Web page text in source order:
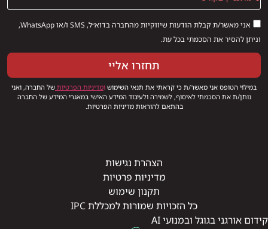
אני מאשר/ת קבלת הודעות שיווקיות מהחברה בדוא״ל, SMS ו/או WhatsApp,
וניתן להסיר את הסכמתי בכל עת.
תחזרו אליי
במילוי הטופס אני מאשר/ת כי קראתי את תנאי השימוש ומדיניות הפרטיות של החברה, ואני
נותן/ת את הסכמתי לאיסוף, לשמירה ולעיבוד המידע האישי במאגרי המידע של החברה
בהתאם להוראות מדיניות הפרטיות.
הצהרת נגישות
מדיניות פרטיות
תקנון שימוש
כל הזכויות שמורות למכללת IPC
קידום אורגני בגוגל ובמנועי AI